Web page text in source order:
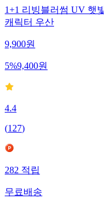
1+1 리빙블러썸 UV 햇
캐릭터 우산
9,900원
5%9,400원
4.4
(127)
282적립
무료배송